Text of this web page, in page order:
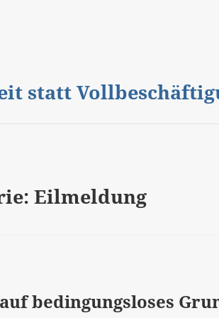
statt
Eilmeldung
bedingungsloses